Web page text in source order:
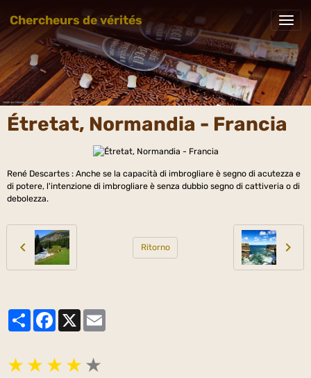
Chercheurs de vérités
Étretat, Normandia - Francia
René Descartes : Anche se la capacità di imbrogliare è segno di acutezza e
di potere, l'intenzione di imbrogliare è senza dubbio segno di cattiveria o di
debolezza.
Ritorno
PartagerFacebook
★ ★ ★ ★ ★